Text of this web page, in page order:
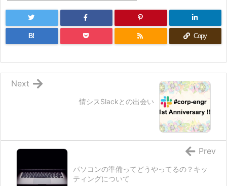
B! Copy
情シスSlackとの出会い
Next
パソコンの準備ってどうやってるの？キッ
ティングについて
Prev